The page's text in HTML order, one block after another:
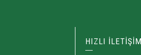
HIZLI İLETİŞİM